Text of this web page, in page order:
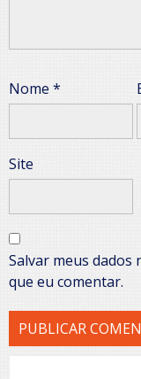
Nome *
Site
Salvar meus dados
que eu comentar.